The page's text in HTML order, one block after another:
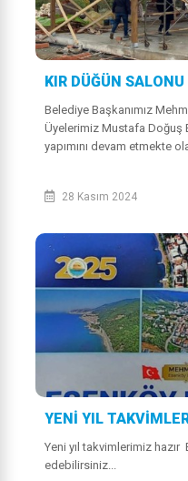
KIR DÜĞÜN
Belediye Başkanımız
Üyelerimiz Mustafa Doğuş
yapımını devam etmekte
28 Kasım 2024
YENİ YIL
Yeni yıl takvimlerimiz
edebilirsiniz...